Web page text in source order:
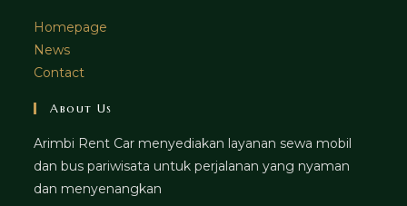
Homepage
News
Contact
About Us
Arimbi Rent Car menyediakan layanan sewa mobil
dan bus pariwisata untuk perjalanan yang nyaman
dan menyenangkan